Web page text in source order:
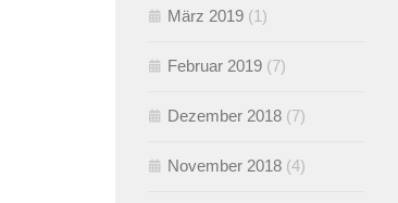
März 2019 (1)
Februar 2019 (7)
Dezember 2018 (7)
November 2018 (4)